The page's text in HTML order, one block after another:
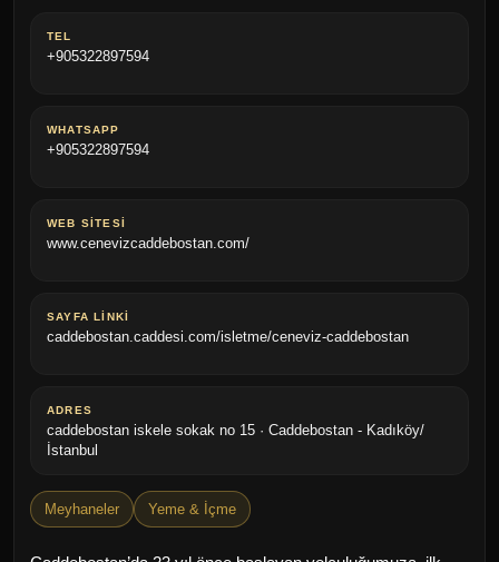
TEL
+905322897594
WHATSAPP
+905322897594
WEB SITESI
www.cenevizcaddebostan.com/
SAYFA LINKI
caddebostan.caddesi.com/isletme/ceneviz-caddebostan
ADRES
caddebostan iskele sokak no 15 · Caddebostan - Kadıköy/
İstanbul
Meyhaneler Yeme & İçme